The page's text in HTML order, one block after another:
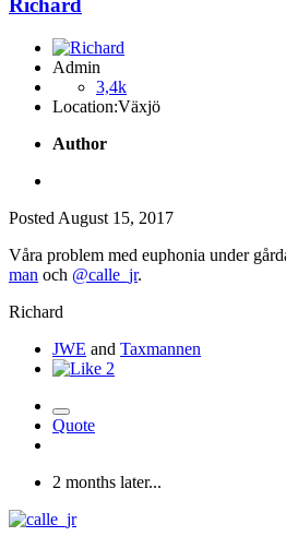
Richard
Admin
3,4k
Location:Växjö
Author
Posted August 15, 2017
Våra problem med euphonia under
man och @calle_jr.
Richard
JWE and Taxmannen
2
Quote
2 months later...